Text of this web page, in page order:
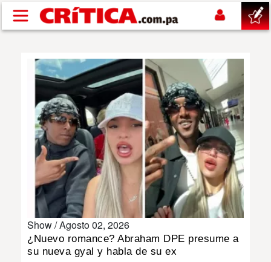
Pasar al contenido principal
NACIONAL
POLÍTICA
DEPORTES
Show /Agosto 02, 2026
¿Nuevo romance? Abraham DPE presume a
su nueva gyal y habla de su ex